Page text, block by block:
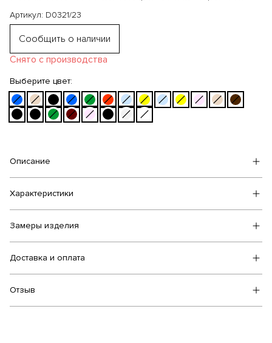
Артикул: D0321/23
Сообщить о наличии
Снято с производства
Выберите цвет:
Описание
Характеристики
Замеры изделия
Доставка и оплата
Отзыв